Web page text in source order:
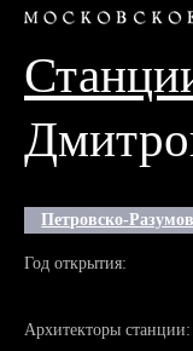
Петровско-
Год открытия:
Архитекторы станции: